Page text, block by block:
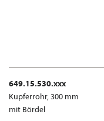
649.15.530.xxx
Kupferrohr, 300 mm
mit Bördel